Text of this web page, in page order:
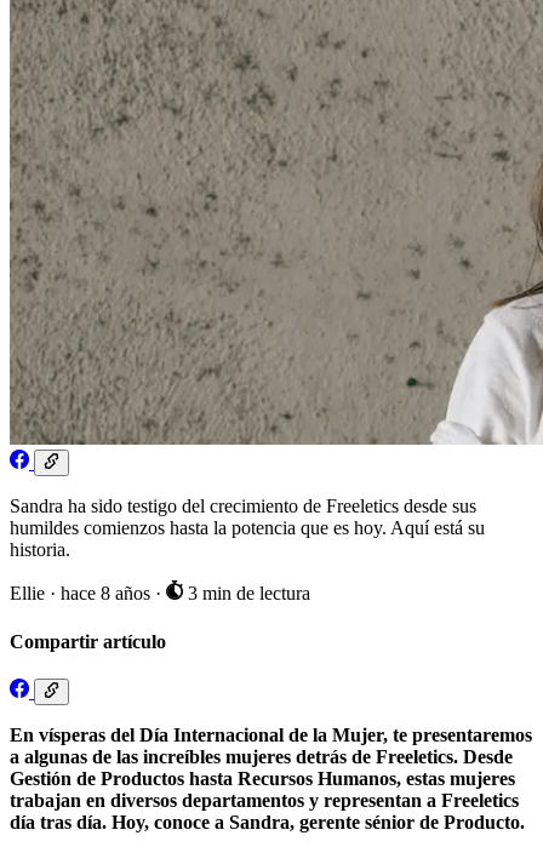
Sandra ha sido testigo del crecimiento de Freeletics desde sus
humildes comienzos hasta la potencia que es hoy. Aquí está su
historia.
Ellie · hace 8 años · 3 min de lectura
Compartir artículo
En vísperas del Día Internacional de la Mujer, te presentaremos
a algunas de las increíbles mujeres detrás de Freeletics. Desde
Gestión de Productos hasta Recursos Humanos, estas mujeres
trabajan en diversos departamentos y representan a Freeletics
día tras día. Hoy, conoce a Sandra, gerente sénior de Producto.